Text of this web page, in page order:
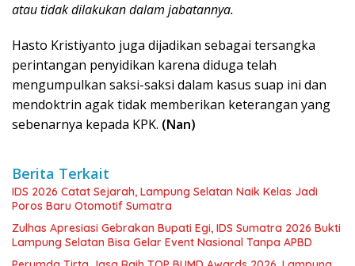
atau tidak dilakukan dalam jabatannya.
Hasto Kristiyanto juga dijadikan sebagai tersangka
perintangan penyidikan karena diduga telah
mengumpulkan saksi-saksi dalam kasus suap ini dan
mendoktrin agak tidak memberikan keterangan yang
sebenarnya kepada KPK. (Nan)
Berita Terkait
IDS 2026 Catat Sejarah, Lampung Selatan Naik Kelas Jadi
Poros Baru Otomotif Sumatra
Zulhas Apresiasi Gebrakan Bupati Egi, IDS Sumatra 2026 Bukti
Lampung Selatan Bisa Gelar Event Nasional Tanpa APBD